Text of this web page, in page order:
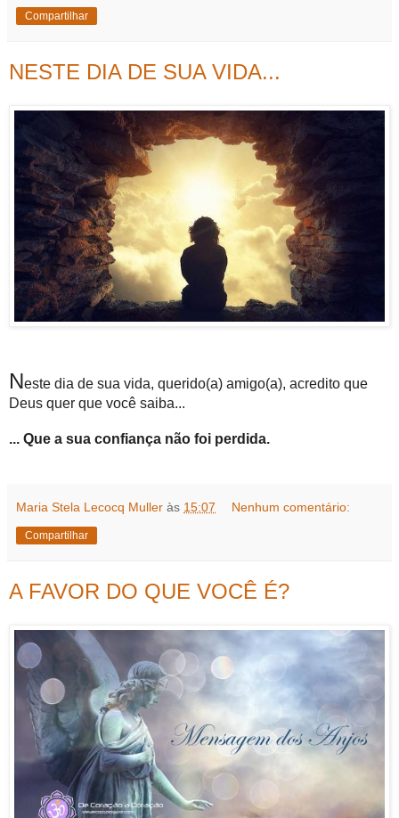
Compartilhar
NESTE DIA DE SUA VIDA...
Neste dia de sua vida, querido(a) amigo(a), acredito que
Deus quer que você saiba...
... Que a sua confiança não foi perdida.
Maria Stela Lecocq Muller às 15:07 Nenhum comentário:
Compartilhar
A FAVOR DO QUE VOCÊ É?